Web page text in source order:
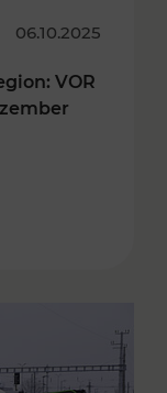
06.10.2025
VOR